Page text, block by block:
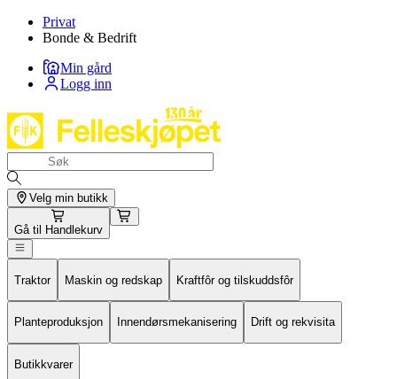
Privat
Bonde & Bedrift
Min gård
Logg inn
Velg min butikk
Gå til Handlekurv
Traktor Maskin og redskap Kraftfôr og tilskuddsfôr
Planteproduksjon Innendørsmekanisering Drift og rekvisita
Butikkvarer